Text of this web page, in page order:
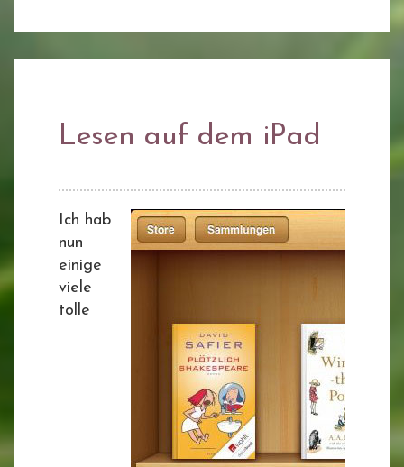
Lesen auf dem iPad
Ich hab
nun
einige
viele
tolle